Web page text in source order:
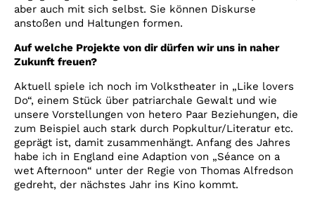
aber auch mit sich selbst. Sie können Diskurse
anstoßen und Haltungen formen.
Auf welche Projekte von dir dürfen wir uns in naher
Zukunft freuen?
Aktuell spiele ich noch im Volkstheater in „Like lovers
Do“, einem Stück über patriarchale Gewalt und wie
unsere Vorstellungen von hetero Paar Beziehungen, die
zum Beispiel auch stark durch Popkultur/Literatur etc.
geprägt ist, damit zusammenhängt. Anfang des Jahres
habe ich in England eine Adaption von „Séance on a
wet Afternoon“ unter der Regie von Thomas Alfredson
gedreht, der nächstes Jahr ins Kino kommt.